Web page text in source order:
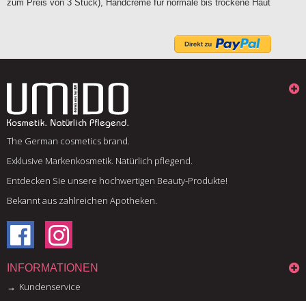
zum Preis von 3 Stück), Handcreme für normale bis trockene Haut
The German cosmetics brand.
Exklusive Markenkosmetik. Natürlich pflegend.
Entdecken Sie unsere hochwertigen Beauty-Produkte!
Bekannt aus zahlreichen Apotheken.
INFORMATIONEN
Kundenservice